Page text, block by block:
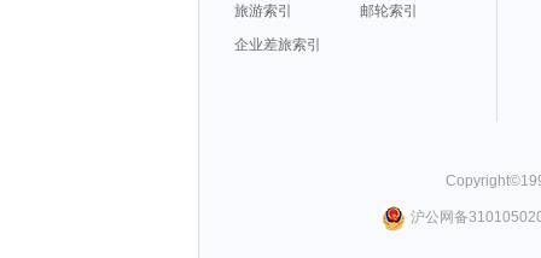
旅游索引
邮轮索引
企业差旅索引
Copyright©
沪公网备